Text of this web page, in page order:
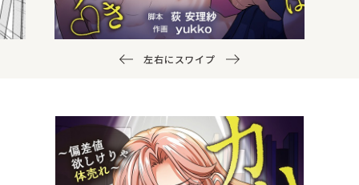
左右にスワイプ